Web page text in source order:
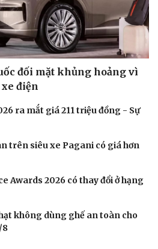
đối mặt khủng hoảng vì
điện
ra mắt giá 211 triệu đồng - Sự
trên siêu xe Pagani có giá hơn
Awards 2026 có thay đổi ở hạng
không dùng ghế an toàn cho
8